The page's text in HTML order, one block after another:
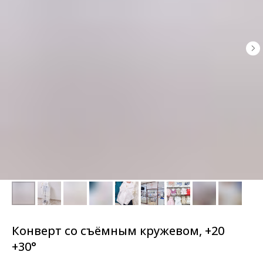
Конверт со съёмным кружевом, +20
+30°